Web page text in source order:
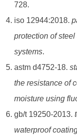
728.
iso 12944:2018.
protection of
systems.
astm d4752-18.
the resistance of
moisture using
gb/t 19250-2013.
waterproof